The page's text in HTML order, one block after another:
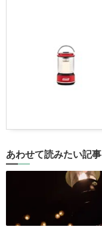
あわせて読みたい記事